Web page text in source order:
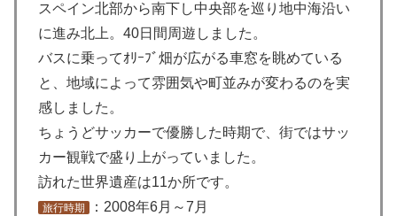
スペイン北部から南下し中央部を巡り地中海沿い
に進み北上。40日間周遊しました。
バスに乗ってｵﾘｰﾌﾞ畑が広がる車窓を眺めている
と、地域によって雰囲気や町並みが変わるのを実
感しました。
ちょうどサッカーで優勝した時期で、街ではサッ
カー観戦で盛り上がっていました。
訪れた世界遺産は11か所です。
旅行時期 ：2008年6月～7月